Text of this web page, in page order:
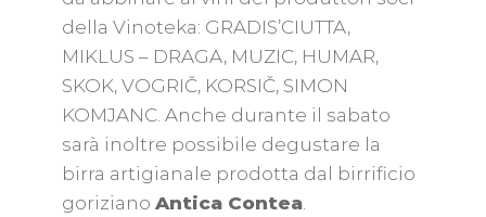
della Vinoteka: GRADIS’CIUTTA,
MIKLUS – DRAGA, MUZIC, HUMAR,
SKOK, VOGRIČ, KORSIČ, SIMON
KOMJANC. Anche durante il sabato
sarà inoltre possibile degustare la
birra artigianale prodotta dal birrificio
goriziano Antica Contea.